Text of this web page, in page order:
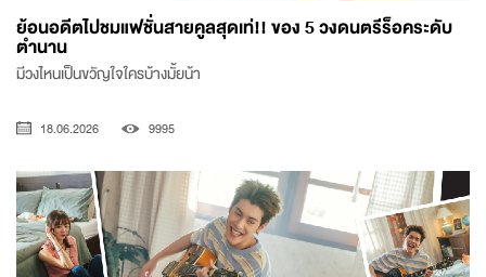
ย้อนอดีตไปชมแฟชั่นสายคูลสุดเท่!! ของ 5 วงดนตรีร็อคระดับ
ตำนาน
มีวงไหนเป็นขวัญใจใครบ้างมั้ยน้า
18.06.2026 9995